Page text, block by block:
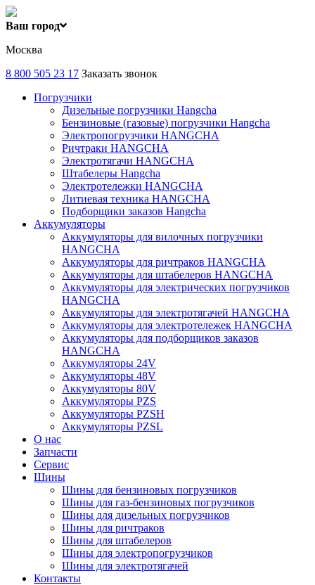
Ваш город
Москва
8 800 505 23 17 Заказать звонок
Погрузчики
Дизельные погрузчики Hangcha
Бензиновые (газовые) погрузчики Hangcha
Электропогрузчики HANGCHA
Ричтраки HANGCHA
Электротягачи HANGCHA
Штабелеры Hangcha
Электротележки HANGCHA
Литиевая техника HANGCHA
Подборщики заказов Hangcha
Аккумуляторы
Аккумуляторы для вилочных погрузчики
HANGCHA
Аккумуляторы для ричтраков HANGCHA
Аккумуляторы для штабелеров HANGCHA
Аккумуляторы для электрических погрузчиков
HANGCHA
Аккумуляторы для электротягачей HANGCHA
Аккумуляторы для электротележек HANGCHA
Аккумуляторы для подборщиков заказов
HANGCHA
Аккумуляторы 24V
Аккумуляторы 48V
Аккумуляторы 80V
Аккумуляторы PZS
Аккумуляторы PZSH
Аккумуляторы PZSL
О нас
Запчасти
Сервис
Шины
Шины для бензиновых погрузчиков
Шины для газ-бензиновых погрузчиков
Шины для дизельных погрузчиков
Шины для ричтраков
Шины для штабелеров
Шины для электропогрузчиков
Шины для электротягачей
Контакты